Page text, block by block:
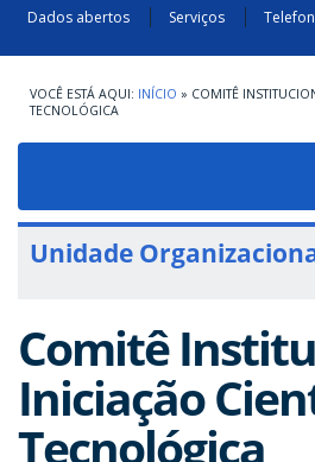
Dados abertos Serviços
INÍCIO » COMITÊ
TECNOLÓGICA
Unidade
Comitê
Iniciação
Tecnológica